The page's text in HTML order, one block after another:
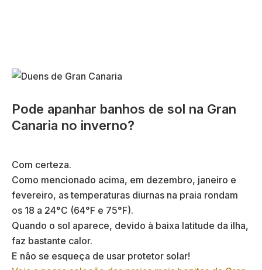
Pode apanhar banhos de sol na Gran
Canaria no inverno?
Com certeza.
Como mencionado acima, em dezembro, janeiro e
fevereiro, as temperaturas diurnas na praia rondam
os 18 a 24°C (64°F e 75°F).
Quando o sol aparece, devido à baixa latitude da ilha,
faz bastante calor.
E não se esqueça de usar protetor solar!